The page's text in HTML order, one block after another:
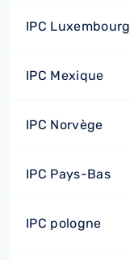
IPC Luxembourg
IPC Mexique
IPC Norvège
IPC Pays-Bas
IPC pologne